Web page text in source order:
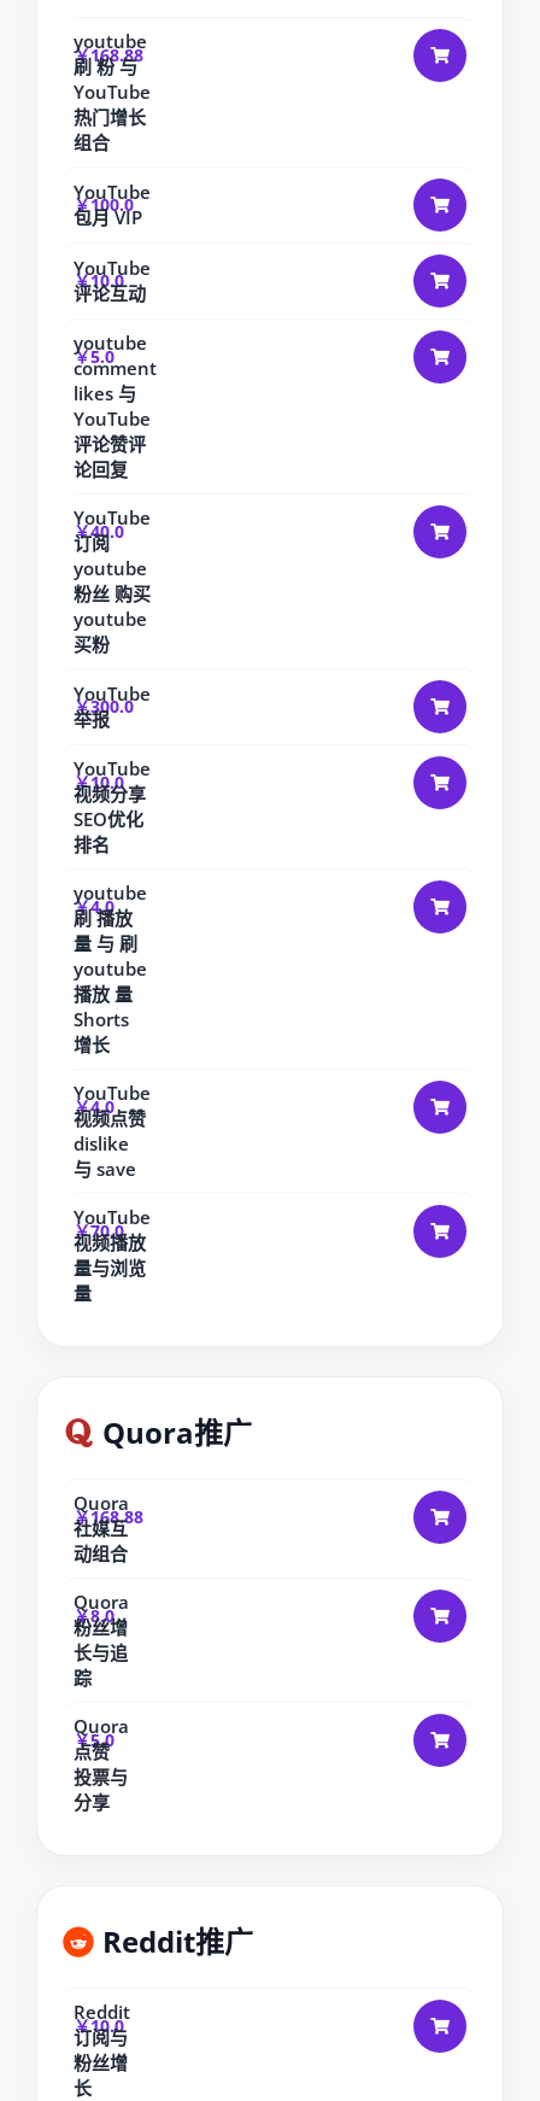
youtube
刷 粉 与
YouTube
热门增长
组合
￥168.88
YouTube
包月 VIP
￥100.0
YouTube
评论互动
￥10.0
youtube
comment
likes 与
YouTube
评论赞评
论回复
￥5.0
YouTube
订阅
youtube
粉丝 购买
youtube
买粉
￥40.0
YouTube
举报
￥300.0
YouTube
视频分享
SEO优化
排名
￥10.0
youtube
刷 播放
量 与 刷
youtube
播放 量
Shorts
增长
￥4.0
YouTube
视频点赞
dislike
与 save
￥4.0
YouTube
视频播放
量与浏览
量
￥70.0
Quora推广
Quora
社媒互
动组合
￥168.88
Quora
粉丝增
长与追
踪
￥8.0
Quora
点赞
投票与
分享
￥5.0
Reddit推广
Reddit
订阅与
粉丝增
长
￥10.0